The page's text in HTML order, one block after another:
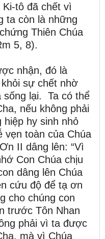
tô đã chết vì
ta còn là những
Thiên Chúa
5, 8).
nhận, đó là
sự chết nhờ
sống lại. Ta có thể
nếu không phải
hiệp hy sinh nhỏ
vẹn toàn của Chúa
II dâng lên: “Vì
Con Chúa chịu
dâng lên Chúa
cứu độ để tạ ơn
cho chúng con
trước Tôn Nhan
phải vì ta được
mà vì Chúa